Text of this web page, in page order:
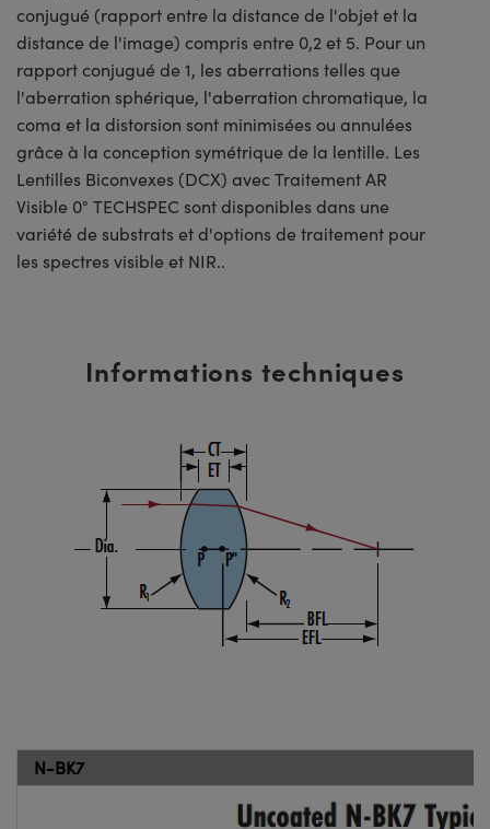
conjugué (rapport entre la distance de l'objet et la
distance de l'image) compris entre 0,2 et 5. Pour un
rapport conjugué de 1, les aberrations telles que
l'aberration sphérique, l'aberration chromatique, la
coma et la distorsion sont minimisées ou annulées
grâce à la conception symétrique de la lentille. Les
Lentilles Biconvexes (DCX) avec Traitement AR
Visible 0° TECHSPEC sont disponibles dans une
variété de substrats et d'options de traitement pour
les spectres visible et NIR..
Informations techniques
N-BK7